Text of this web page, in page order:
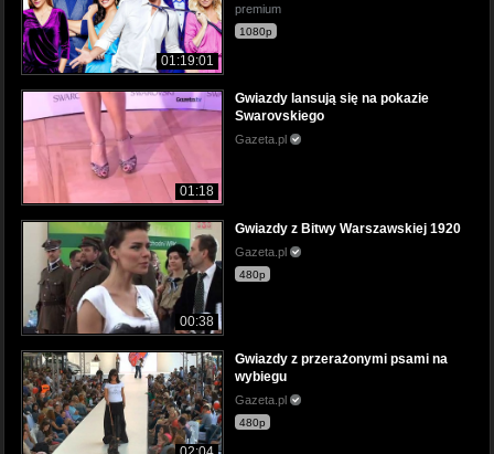
01:19:01
premium
1080p
01:18
Gwiazdy lansują się na pokazie
Swarovskiego
Gazeta.pl
00:38
Gwiazdy z Bitwy Warszawskiej 1920
Gazeta.pl
480p
Gwiazdy z przerażonymi psami na
wybiegu
Gazeta.pl
480p